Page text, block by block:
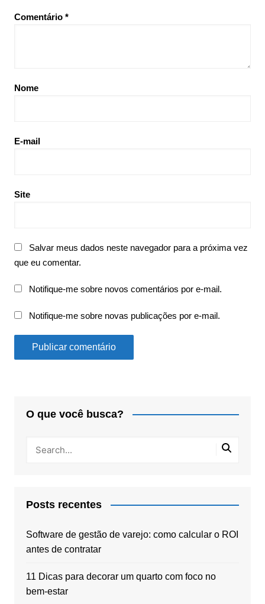
Comentário *
Nome
E-mail
Site
Salvar meus dados neste navegador para a próxima vez
que eu comentar.
Notifique-me sobre novos comentários por e-mail.
Notifique-me sobre novas publicações por e-mail.
O que você busca?
Posts recentes
Software de gestão de varejo: como calcular o ROI
antes de contratar
11 Dicas para decorar um quarto com foco no
bem-estar